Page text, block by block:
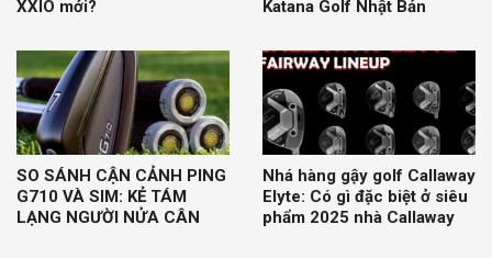
XXIO mới?
Katana Golf Nhật Bản
SO SÁNH CẬN CẢNH PING
G710 VÀ SIM: KẺ TÁM
LẠNG NGƯỜI NỬA CÂN
Nhá hàng gậy golf Callaway
Elyte: Có gì đặc biệt ở siêu
phẩm 2025 nhà Callaway